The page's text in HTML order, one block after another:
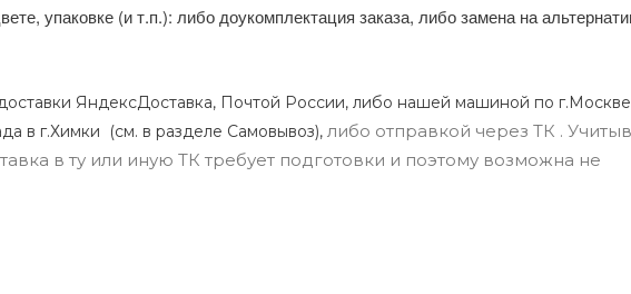
упаковке (и т.п.): либо доукомплектация заказа, либо замена на
ЯндексДоставка, Почтой России, либо нашей машиной по
в г.Химки (см. в разделе Самовывоз), либо отправкой через ТК .
в ту или иную ТК требует подготовки и поэтому возможна не